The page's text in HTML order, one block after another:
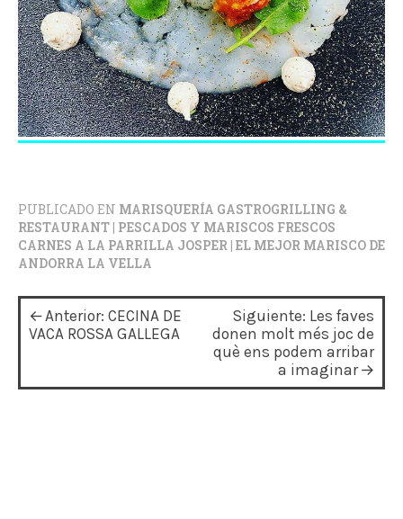
PUBLICADO EN MARISQUERÍA GASTROGRILLING &
RESTAURANT | PESCADOS Y MARISCOS FRESCOS
CARNES A LA PARRILLA JOSPER | EL MEJOR MARISCO DE
ANDORRA LA VELLA
N
a
Anterior: CECINA DE
VACA ROSSA GALLEGA
Siguiente: Les faves
donen molt més joc de
què ens podem arribar
a imaginar